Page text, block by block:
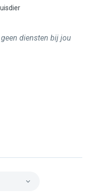
diensten bij jou